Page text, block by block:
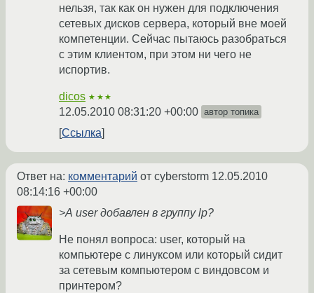
нельзя, так как он нужен для подключения
сетевых дисков сервера, который вне моей
компетенции. Сейчас пытаюсь разобраться
с этим клиентом, при этом ни чего не
испортив.
dicos ★★★
12.05.2010 08:31:20 +00:00 автор топика
Ссылка
Ответ на: комментарий от cyberstorm 12.05.2010
08:14:16 +00:00
>А user добавлен в группу lp?
Не понял вопроса: user, который на
компьютере с линуксом или который сидит
за сетевым компьютером с виндовсом и
принтером?